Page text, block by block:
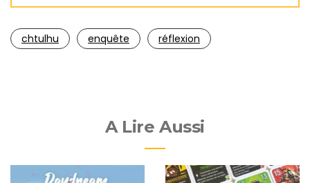
chtulhu enquête réflexion
A Lire Aussi